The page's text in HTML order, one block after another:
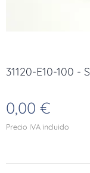
31120-E10-100 -
0,00 €
Precio IVA incluido